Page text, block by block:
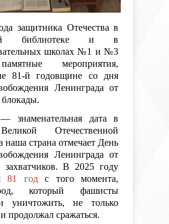
защитника Отечества в
библиотеке и в
школах №1 и №3
мероприятия,
81-й годовщине со дня
Ленинграда от
знаменательная дата в
Отечественной
наша страна отмечает День
Ленинграда от
захватчиков. В 2025 году
81 годс того момента,
который фашисты
уничтожить, не только
продолжал сражаться.